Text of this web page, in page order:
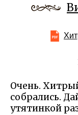
Очень.
собрались.
утятинкой